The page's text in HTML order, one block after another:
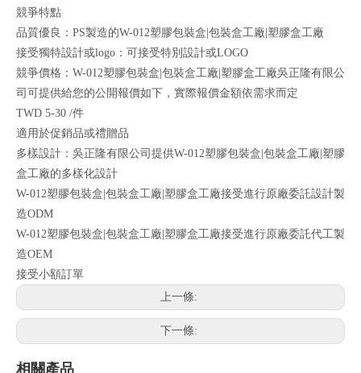
競爭特點
品質優良：PS製造的W-012塑膠包裝盒|包裝盒工廠|塑膠盒工廠
接受獨特設計或logo：可接受特別設計或LOGO
競爭價格：W-012塑膠包裝盒|包裝盒工廠|塑膠盒工廠吳正隆有限公
司可提供給您的公開報價如下，實際報價金額依需求而定
TWD 5-30 /件
適用於促銷品或禮贈品
多樣設計：吳正隆有限公司提供W-012塑膠包裝盒|包裝盒工廠|塑膠
盒工廠的多樣化設計
W-012塑膠包裝盒|包裝盒工廠|塑膠盒工廠接受進行原廠委託設計製
造ODM
W-012塑膠包裝盒|包裝盒工廠|塑膠盒工廠接受進行原廠委託代工製
造OEM
接受小額訂單
上一條:
下一條:
相關產品